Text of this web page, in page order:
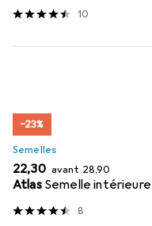
10
−23%
Semelles
EUR
22,30 avant EUR
28,90
Atlas Semelle
8